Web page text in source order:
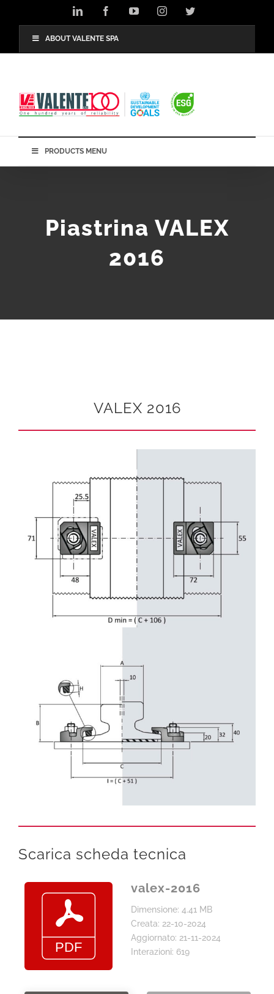
LinkedIn FacebookYouTubeInstagramTwitter
ABOUT VALENTE SPA
PRODUCTS MENU
Piastrina VALEX
2016
VALEX 2016
Scarica scheda tecnica
valex-2016
Dimensione: 4.41 MB
Creata: 22-10-2024
Aggiornato: 21-11-2024
Interazioni: 619